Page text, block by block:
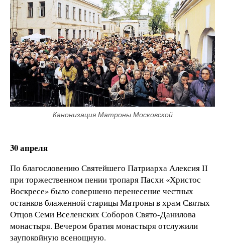
Канонизация Матроны Московской
30 апреля
По благословению Святейшего Патриарха Алексия II
при торжественном пении тропаря Пасхи «Христос
Воскресе» было совершено перенесение честных
останков блаженной старицы Матроны в храм Святых
Отцов Семи Вселенских Соборов Свято-Данилова
монастыря. Вечером братия монастыря отслужили
заупокойную всенощную.